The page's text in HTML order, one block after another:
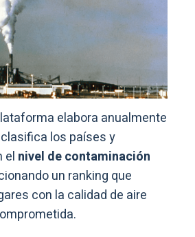
elabora anualmente
los países y
el nivel de contaminación
un ranking que
con la calidad de aire